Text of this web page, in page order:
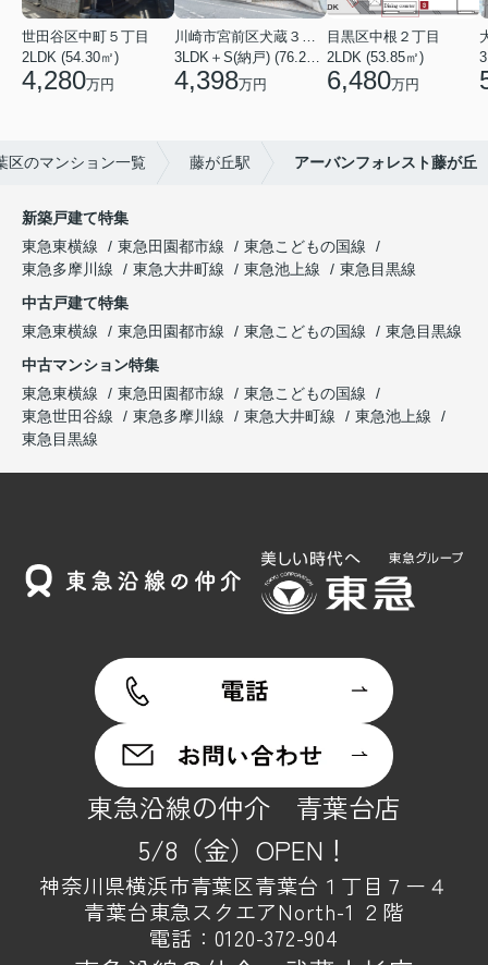
世田谷区中町５丁目
2LDK (54.30㎡)
4,280万円
川崎市宮前区犬蔵３丁目
3LDK＋S(納戸) (76.20㎡)
4,398万円
目黒区中根２丁目
2LDK (53.85㎡)
6,480万円
区のマンション一覧 藤が丘駅 アーバンフォレスト藤が丘
新築戸建て特集
東急東横線
東急田園都市線
東急こどもの国線
東急多摩川線
東急大井町線 東急池上線
東急目黒線
中古戸建て特集
東急東横線
東急田園都市線 東急こどもの国線
東急目黒線
中古マンション特集
東急東横線
東急田園都市線
東急こどもの国線
東急世田谷線
東急多摩川線 東急大井町線
東急池上線
東急目黒線
東急沿線の仲介 青葉台店
5/8（金）OPEN！
神奈川県横浜市青葉区青葉台１丁目７ー４
青葉台東急スクエアNorth-1 ２階
電話： 0120-372-904